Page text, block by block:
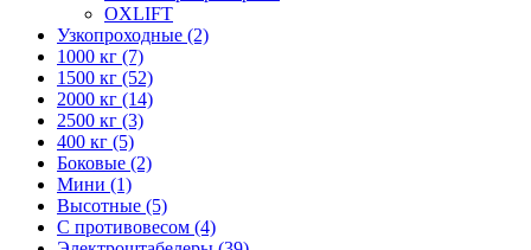
OXLIFT
Узкопроходные (2)
1000 кг (7)
1500 кг (52)
2000 кг (14)
2500 кг (3)
400 кг (5)
Боковые (2)
Мини (1)
Высотные (5)
С противовесом (4)